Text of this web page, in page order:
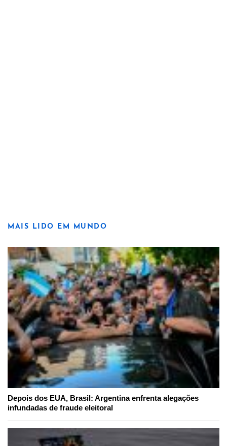
MAIS LIDO EM MUNDO
Depois dos EUA, Brasil: Argentina enfrenta alegações
infundadas de fraude eleitoral